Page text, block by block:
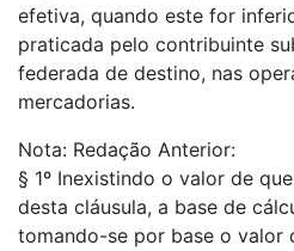
efetiva, quando este for
praticada pelo contribuinte
federada de destino, nas
mercadorias.
Nota: Redação Anterior:
§ 1º Inexistindo o valor de
desta cláusula, a base de
tomando-se por base o valor